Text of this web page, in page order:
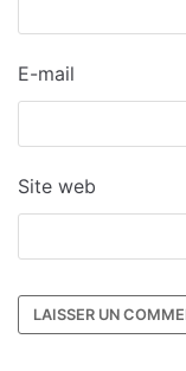
E-mail
Site web